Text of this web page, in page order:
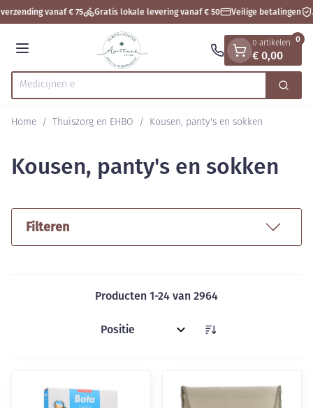
Ga naar de inhoud
1 van 1vanaf € 75 Gratis lokale levering vanaf € 50 Veilige betalingen
Menu
Product, merk, categorie... Zoek
0 artikelen
€ 0,00
0
Home / Thuiszorg en EHBO / Kousen, panty's en sokken
Kousen, panty's en sokken
Filteren
Producten 1-24 van 2964
Sorteer op: